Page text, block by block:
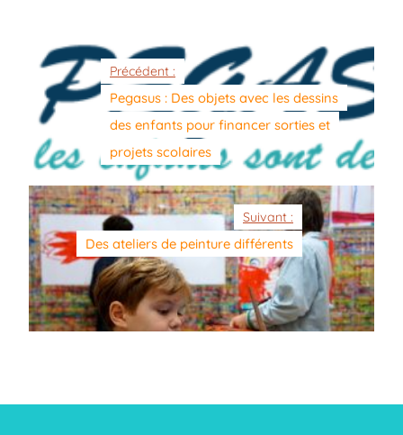
Précédent :
Pegasus : Des objets avec les dessins
des enfants pour financer sorties et
projets scolaires
Suivant :
Des ateliers de peinture différents